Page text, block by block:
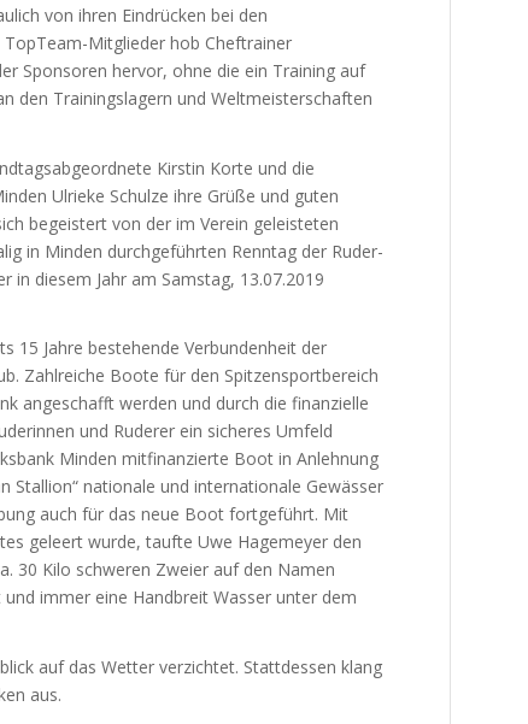
von ihren Eindrücken bei den
Mitglieder hob Cheftrainer
Sponsoren hervor, ohne die ein Training auf
den Trainingslagern und Weltmeisterschaften
Kirstin Korte und die
Ulrieke Schulze ihre Grüße und guten
begeistert von der im Verein geleisteten
in Minden durchgeführten Renntag der Ruder-
in diesem Jahr am Samstag, 13.07.2019
15 Jahre bestehende Verbundenheit der
Zahlreiche Boote für den Spitzensportbereich
angeschafft werden und durch die finanzielle
und Ruderer ein sicheres Umfeld
Minden mitfinanzierte Boot in Anlehnung
Stallion“ nationale und internationale Gewässer
auch für das neue Boot fortgeführt. Mit
geleert wurde, taufte Uwe Hagemeyer den
30 Kilo schweren Zweier auf den Namen
immer eine Handbreit Wasser unter dem
auf das Wetter verzichtet. Stattdessen klang
aus.